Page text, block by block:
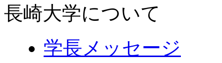
長崎大学について
学長メッセージ